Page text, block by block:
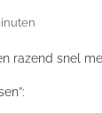
razend snel